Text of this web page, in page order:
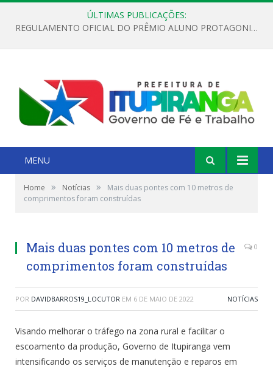
ÚLTIMAS PUBLICAÇÕES:
REGULAMENTO OFICIAL DO PRÊMIO ALUNO PROTAGONISTA – EDIÇÃO 2026
MENU
Home » Notícias »
Mais duas pontes com 10 metros de
comprimentos foram construídas
Mais duas pontes com 10 metros de
comprimentos foram construídas
0
POR DAVIDBARROS19_LOCUTOR EM 6 DE MAIO DE 2022 NOTÍCIAS
Visando melhorar o tráfego na zona rural e facilitar o
escoamento da produção, Governo de Itupiranga vem
intensificando os serviços de manutenção e reparos em